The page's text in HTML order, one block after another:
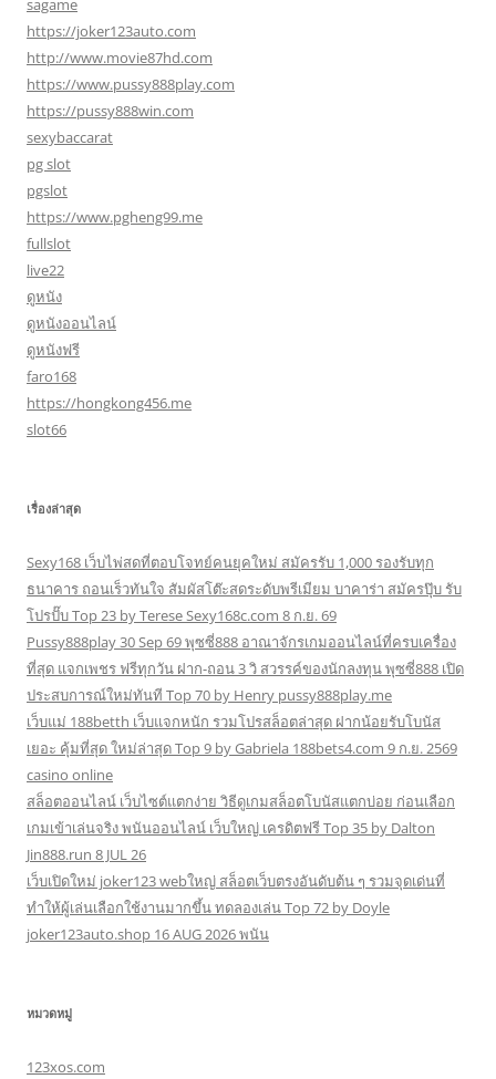
sagame
https://joker123auto.com
http://www.movie87hd.com
https://www.pussy888play.com
https://pussy888win.com
sexybaccarat
pg slot
pgslot
https://www.pgheng99.me
fullslot
live22
ดูหนัง
ดูหนังออนไลน์
ดูหนังฟรี
faro168
https://hongkong456.me
slot66
เรื่องล่าสุด
Sexy168 เว็บไพ่สดที่ตอบโจทย์คนยุคใหม่ สมัครรับ 1,000 รองรับทุก
ธนาคาร ถอนเร็วทันใจ สัมผัสโต๊ะสดระดับพรีเมียม บาคาร่า สมัครปุ๊บ รับ
โปรปั๊บ Top 23 by Terese Sexy168c.com 8 ก.ย. 69
Pussy888play 30 Sep 69 พุซซี่888 อาณาจักรเกมออนไลน์ที่ครบเครื่อง
ที่สุด แจกเพชร ฟรีทุกวัน ฝาก-ถอน 3 วิ สวรรค์ของนักลงทุน พุซซี่888 เปิด
ประสบการณ์ใหม่ทันที Top 70 by Henry pussy888play.me
เว็บแม่ 188betth เว็บแจกหนัก รวมโปรสล็อตล่าสุด ฝากน้อยรับโบนัส
เยอะ คุ้มที่สุด ใหม่ล่าสุด Top 9 by Gabriela 188bets4.com 9 ก.ย. 2569
casino online
สล็อตออนไลน์ เว็บไซต์แตกง่าย วิธีดูเกมสล็อตโบนัสแตกบ่อย ก่อนเลือก
เกมเข้าเล่นจริง พนันออนไลน์ เว็บใหญ่ เครดิตฟรี Top 35 by Dalton
Jin888.run 8 JUL 26
เว็บเปิดใหม่ joker123 webใหญ่ สล็อตเว็บตรงอันดับต้น ๆ รวมจุดเด่นที่
ทำให้ผู้เล่นเลือกใช้งานมากขึ้น ทดลองเล่น Top 72 by Doyle
joker123auto.shop 16 AUG 2026 พนัน
หมวดหมู่
123xos.com